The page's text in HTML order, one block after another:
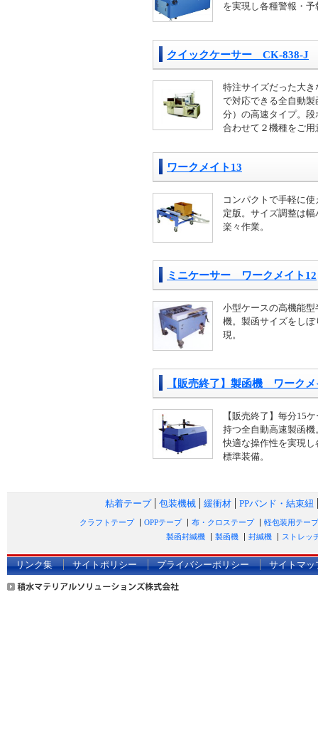
を実現し各種警報・
クイックケーサー CK-838-J
特注サイズだった大
で対応できる全自動
分）の高速タイプ。
合わせて２機種をご
ワークメイト13
コンパクトで手軽に
定版。サイズ調整は
楽々作業。
ミニケーサー ワークメイト12
小型ケースの高機能
機。製函サイズをし
現。
【販売終了】製函機 ワーク
【販売終了】毎分15
持つ全自動高速製函
快適な操作性を実現
標準装備。
粘着テープ 包装機械 緩衝材 PPバンド・結束紐
クラフトテープ OPPテープ 布・クロステープ
軽包装用テープ
製函封緘機
製函機 封緘機 ストレッ
リンク集 サイトポリシー プライバシーポリシー サイトマッ